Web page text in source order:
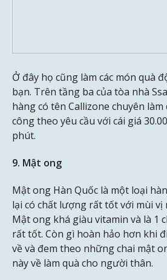
Ở đây họ cũng làm các món quà
bạn. Trên tầng ba của tòa nhà
hàng có tên Callizone chuyên làm
công theo yêu cầu với cái giá
phút.
9. Mật ong
Mật ong Hàn Quốc là một loại
lại có chất lượng rất tốt với mùi vị
Mật ong khá giàu vitamin và là 1
rất tốt. Còn gì hoàn hảo hơn khi
về và đem theo những chai mật
này về làm quà cho người thân.